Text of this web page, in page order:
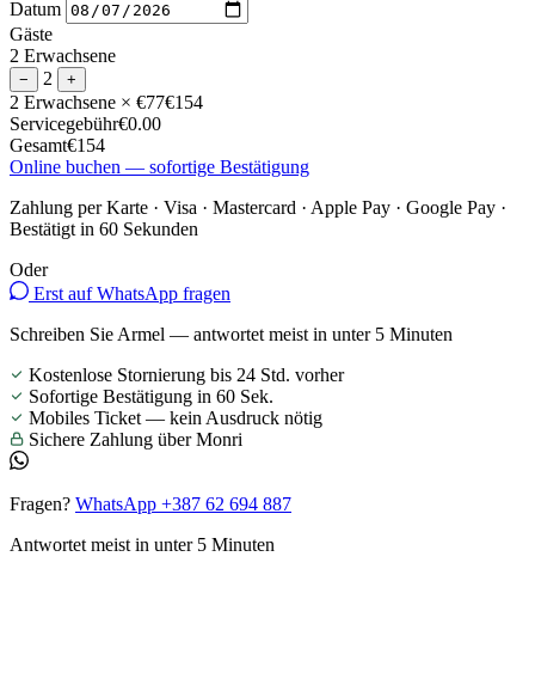
Datum
Gäste
2 Erwachsene
− 2 +
2 Erwachsene × €77€154
Servicegebühr€0.00
Gesamt€154
Online buchen — sofortige Bestätigung
Zahlung per Karte · Visa · Mastercard · Apple Pay · Google Pay ·
Bestätigt in 60 Sekunden
Oder
Erst auf WhatsApp fragen
Schreiben Sie Armel — antwortet meist in unter 5 Minuten
Kostenlose Stornierung bis 24 Std. vorher
Sofortige Bestätigung in 60 Sek.
Mobiles Ticket — kein Ausdruck nötig
Sichere Zahlung über Monri
Fragen? WhatsApp +387 62 694 887
Antwortet meist in unter 5 Minuten